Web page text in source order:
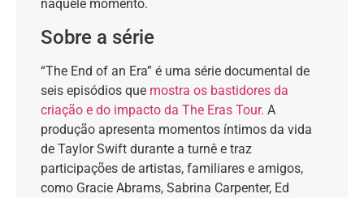
naquele momento.
Sobre a série
“The End of an Era” é uma série documental de
seis episódios que mostra os bastidores da
criação e do impacto da The Eras Tour. A
produção apresenta momentos íntimos da vida
de Taylor Swift durante a turnê e traz
participações de artistas, familiares e amigos,
como Gracie Abrams, Sabrina Carpenter, Ed